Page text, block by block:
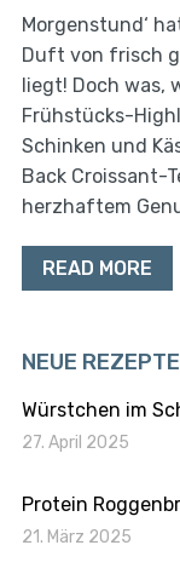
Morgenstund‘
Duft von frisch
liegt! Doch was,
Frühstücks-
Schinken und
Back Croissant-
herzhaftem
READ MORE
NEUE REZEPTE
Würstchen im
27. April 2025
Protein
21. März 2025